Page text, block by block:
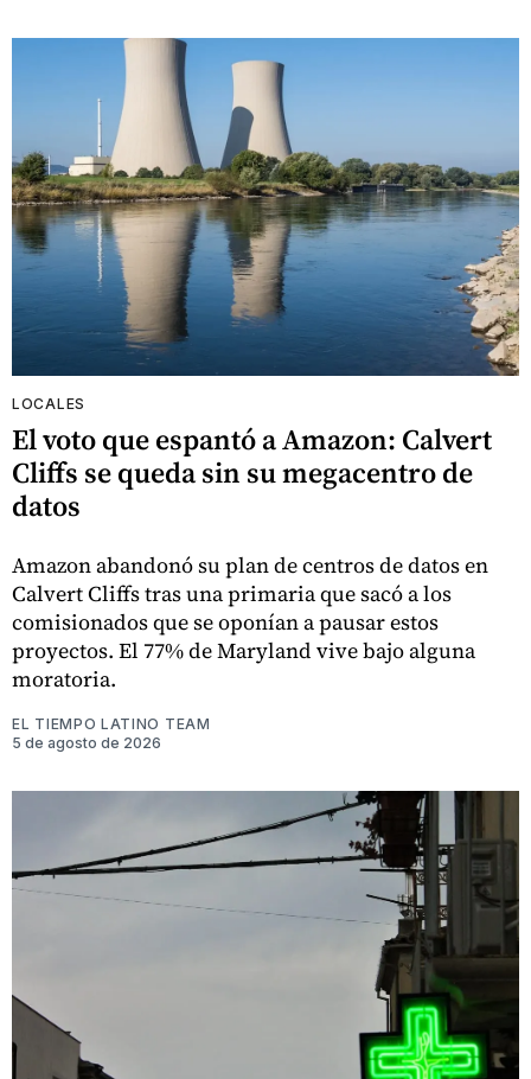
LOCALES
El voto que espantó a Amazon: Calvert
Cliffs se queda sin su megacentro de
datos
Amazon abandonó su plan de centros de datos en
Calvert Cliffs tras una primaria que sacó a los
comisionados que se oponían a pausar estos
proyectos. El 77% de Maryland vive bajo alguna
moratoria.
EL TIEMPO LATINO TEAM
5 de agosto de 2026